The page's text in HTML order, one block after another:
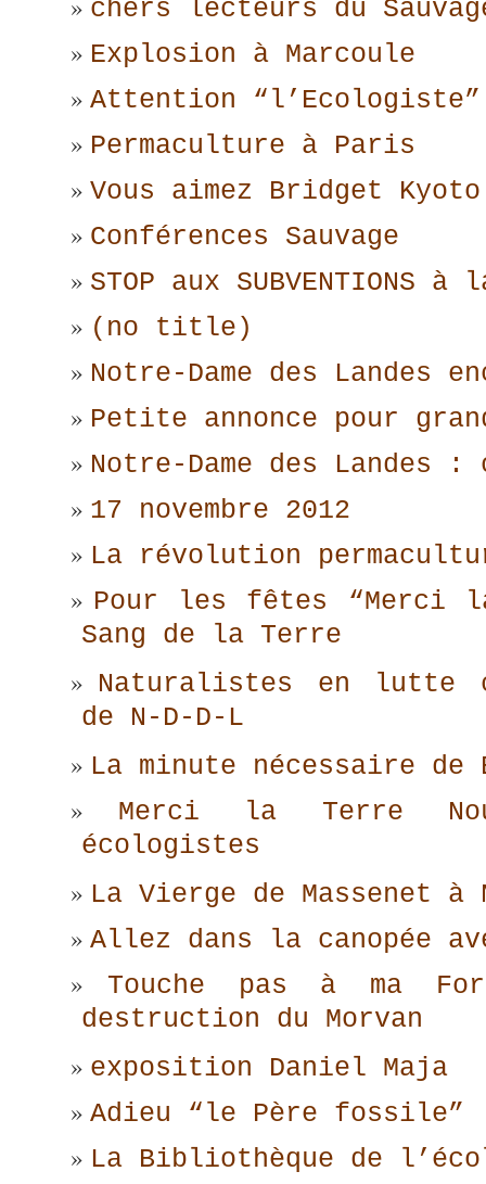
chers lecteurs du
Explosion à Marcoule
Attention
Permaculture à Paris
Vous aimez Bridget
Conférences Sauvage
STOP aux SUBVENTIONS à
(no title)
Notre-Dame des Landes
Petite annonce pour
Notre-Dame des Landes :
17 novembre 2012
La révolution
Pour les fêtes “Merci
Sang de la Terre
Naturalistes en lutte
de N-D-D-L
La minute nécessaire de
Merci la Terre
écologistes
La Vierge de Massenet à
Allez dans la canopée
Touche pas à ma
destruction du Morvan
exposition Daniel Maja
Adieu “le Père fossile”
La Bibliothèque de